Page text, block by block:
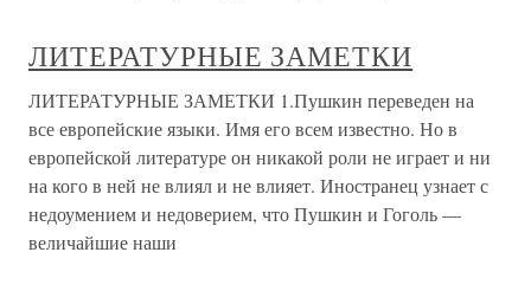
ЛИТЕРАТУРНЫЕ ЗАМЕТКИ
ЛИТЕРАТУРНЫЕ ЗАМЕТКИ 1.Пушкин переведен на
все европейские языки. Имя его всем известно. Но в
европейской литературе он никакой роли не играет и ни
на кого в ней не влиял и не влияет. Иностранец узнает с
недоумением и недоверием, что Пушкин и Гоголь —
величайшие наши